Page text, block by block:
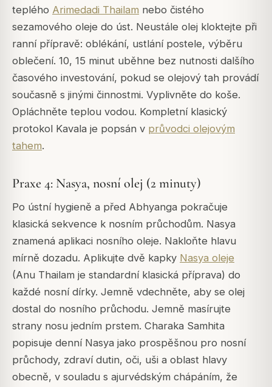
teplého Arimedadi Thailam nebo čistého
sezamového oleje do úst. Neustále olej kloktejte při
ranní přípravě: oblékání, ustlání postele, výběru
oblečení. 10, 15 minut uběhne bez nutnosti dalšího
časového investování, pokud se olejový tah provádí
současně s jinými činnostmi. Vyplivněte do koše.
Opláchněte teplou vodou. Kompletní klasický
protokol Kavala je popsán v průvodci olejovým
tahem.
Praxe 4: Nasya, nosní olej (2 minuty)
Po ústní hygieně a před Abhyanga pokračuje
klasická sekvence k nosním průchodům. Nasya
znamená aplikaci nosního oleje. Nakloňte hlavu
mírně dozadu. Aplikujte dvě kapky Nasya oleje
(Anu Thailam je standardní klasická příprava) do
každé nosní dírky. Jemně vdechněte, aby se olej
dostal do nosního průchodu. Jemně masírujte
strany nosu jedním prstem. Charaka Samhita
popisuje denní Nasya jako prospěšnou pro nosní
průchody, zdraví dutin, oči, uši a oblast hlavy
obecně, v souladu s ajurvédským chápáním, že